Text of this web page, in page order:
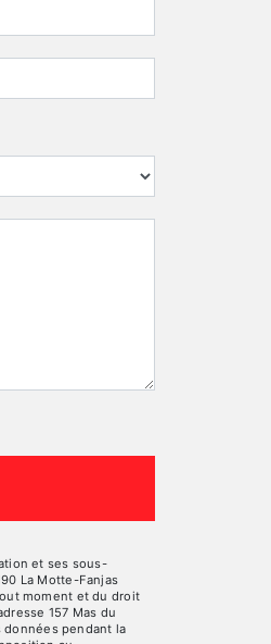
et ses sous-
La Motte-Fanjas
moment et du droit
157 Mas du
données pendant la